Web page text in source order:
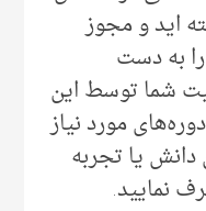
اید و مجوز
به دست
شما توسط این
مورد نیاز
دانش یا تجربه
نمایید.